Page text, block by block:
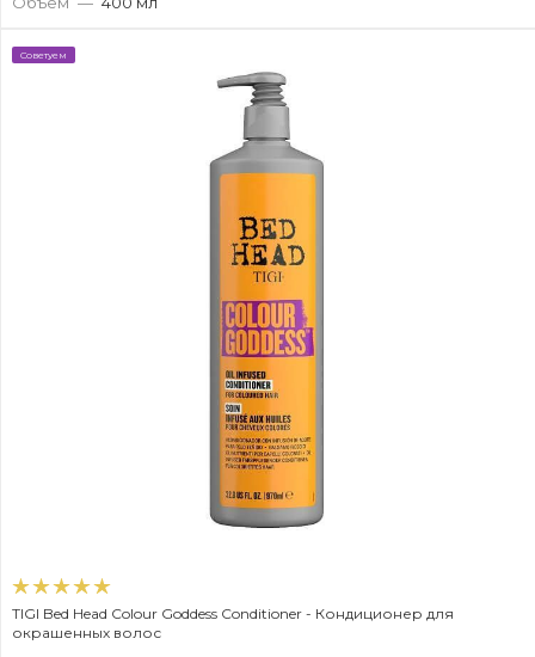
Советуем
TIGI Bed Head Colour Goddess Conditioner - Кондиционер для
окрашенных волос